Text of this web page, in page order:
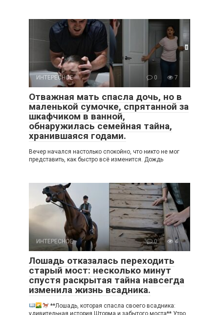
ИНТЕРЕСНОЕ 0 7
Отважная мать спасла дочь, но в
маленькой сумочке, спрятанной за
шкафчиком в ванной,
обнаружилась семейная тайна,
хранившаяся годами.
Вечер начался настолько спокойно, что никто не мог
представить, как быстро всё изменится. Дождь
ИНТЕРЕСНОЕ 0 4
Лошадь отказалась переходить
старый мост: несколько минут
спустя раскрытая тайна навсегда
изменила жизнь всадника.
**Лошадь, которая спасла своего всадника: